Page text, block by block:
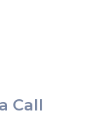
Call